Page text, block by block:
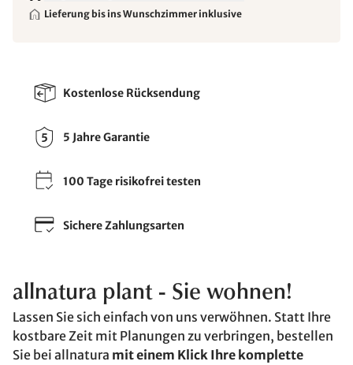
Lieferung bis ins Wunschzimmer inklusive
Kostenlose Rücksendung
5 Jahre Garantie
100 Tage risikofrei testen
Sichere Zahlungsarten
allnatura plant - Sie wohnen!
Lassen Sie sich einfach von uns verwöhnen. Statt Ihre
kostbare Zeit mit Planungen zu verbringen, bestellen
Sie bei allnatura mit einem Klick Ihre komplette